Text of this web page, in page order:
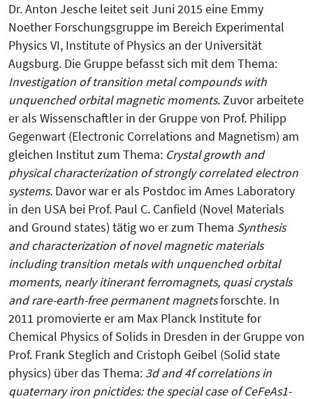
Dr. Anton Jesche leitet seit Juni 2015 eine Emmy
Noether Forschungsgruppe im Bereich Experimental
Physics VI, Institute of Physics an der Universität
Augsburg. Die Gruppe befasst sich mit dem Thema:
Investigation of transition metal compounds with
unquenched orbital magnetic moments.Zuvor arbeitete
er als Wissenschaftler in der Gruppe von Prof. Philipp
Gegenwart (Electronic Correlations and Magnetism) am
gleichen Institut zum Thema: Crystal growth and
physical characterization of strongly correlated electron
systems. Davor war er als Postdoc im Ames Laboratory
in den USA bei Prof. Paul C. Canfield (Novel Materials
and Ground states) tätig wo er zum Thema Synthesis
and characterization of novel magnetic materials
including transition metals with unquenched orbital
moments, nearly itinerant ferromagnets, quasi crystals
and rare-earth-free permanent magnetsforschte. In
2011 promovierte er am Max Planck Institute for
Chemical Physics of Solids in Dresden in der Gruppe von
Prof. Frank Steglich and Cristoph Geibel (Solid state
physics) über das Thema: 3d and 4f correlations in
quaternary iron pnictides: the special case of CeFeAs1-